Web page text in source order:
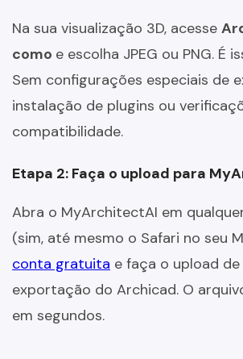
Na sua visualização 3D, acesse
como e escolha JPEG ou PNG. É
Sem configurações especiais de
instalação de plugins ou
compatibilidade.
Etapa 2: Faça o upload para
Abra o MyArchitectAI em
(sim, até mesmo o Safari no seu
conta gratuita e faça o upload de
exportação do Archicad. O
em segundos.